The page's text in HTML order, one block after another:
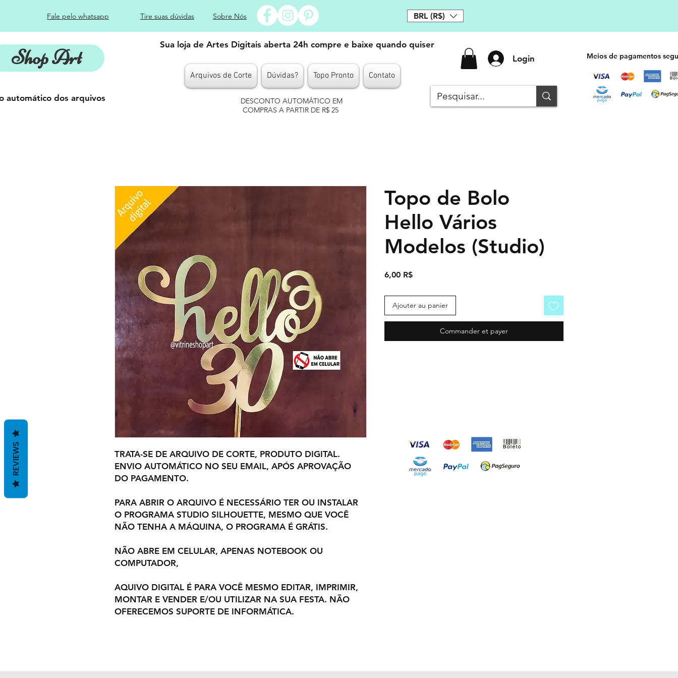
Fale pelo whatsapp Tire suas dúvidas Sobre Nós BRL (R$)
Shop Art
Sua loja de Artes Digitais aberta 24h compre e baixe quando quiser
Arquivos de Corte Dúvidas? Topo Pronto Contato
Login
automático dos arquivos
DESCONTO AUTOMÁTICO EM
COMPRAS A PARTIR DE R$ 25
Meios de pagamentos
TRATA-SE DE ARQUIVO DE CORTE, PRODUTO DIGITAL.
ENVIO AUTOMÁTICO NO SEU EMAIL, APÓS APROVAÇÃO
DO PAGAMENTO.
PARA ABRIR O ARQUIVO É NECESSÁRIO TER OU INSTALAR
O PROGRAMA STUDIO SILHOUETTE, MESMO QUE VOCÊ
NÃO TENHA A MÁQUINA, O PROGRAMA É GRÁTIS.
NÃO ABRE EM CELULAR, APENAS NOTEBOOK OU
COMPUTADOR,
AQUIVO DIGITAL É PARA VOCÊ MESMO EDITAR, IMPRIMIR,
MONTAR E VENDER E/OU UTILIZAR NA SUA FESTA. NÃO
OFERECEMOS SUPORTE DE INFORMÁTICA.
Topo de Bolo
Hello Vários
Modelos (Studio)
6,00 R$Prix
Ajouter au panier
Commander et payer
REVIEWS